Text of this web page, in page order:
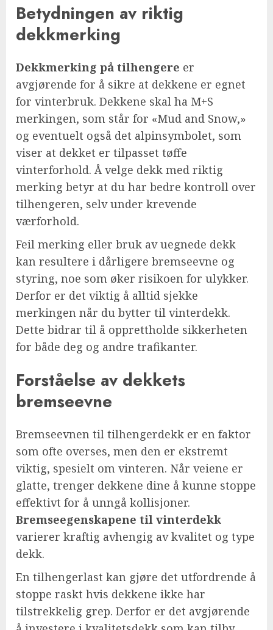
Betydningen av riktig
dekkmerking
Dekkmerking på tilhengere er
avgjørende for å sikre at dekkene er egnet
for vinterbruk. Dekkene skal ha M+S
merkingen, som står for «Mud and Snow,»
og eventuelt også det alpinsymbolet, som
viser at dekket er tilpasset tøffe
vinterforhold. Å velge dekk med riktig
merking betyr at du har bedre kontroll over
tilhengeren, selv under krevende
værforhold.
Feil merking eller bruk av uegnede dekk
kan resultere i dårligere bremseevne og
styring, noe som øker risikoen for ulykker.
Derfor er det viktig å alltid sjekke
merkingen når du bytter til vinterdekk.
Dette bidrar til å opprettholde sikkerheten
for både deg og andre trafikanter.
Forståelse av dekkets
bremseevne
Bremseevnen til tilhengerdekk er en faktor
som ofte overses, men den er ekstremt
viktig, spesielt om vinteren. Når veiene er
glatte, trenger dekkene dine å kunne stoppe
effektivt for å unngå kollisjoner.
Bremseegenskapene til vinterdekk
varierer kraftig avhengig av kvalitet og type
dekk.
En tilhengerlast kan gjøre det utfordrende å
stoppe raskt hvis dekkene ikke har
tilstrekkelig grep. Derfor er det avgjørende